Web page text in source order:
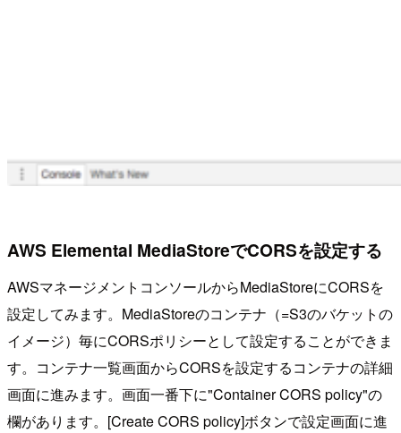
AWS Elemental MediaStoreでCORSを設定する
AWSマネージメントコンソールからMediaStoreにCORSを
設定してみます。MediaStoreのコンテナ（=S3のバケットの
イメージ）毎にCORSポリシーとして設定することができま
す。コンテナ一覧画面からCORSを設定するコンテナの詳細
画面に進みます。画面一番下に"Container CORS policy"の
欄があります。[Create CORS policy]ボタンで設定画面に進